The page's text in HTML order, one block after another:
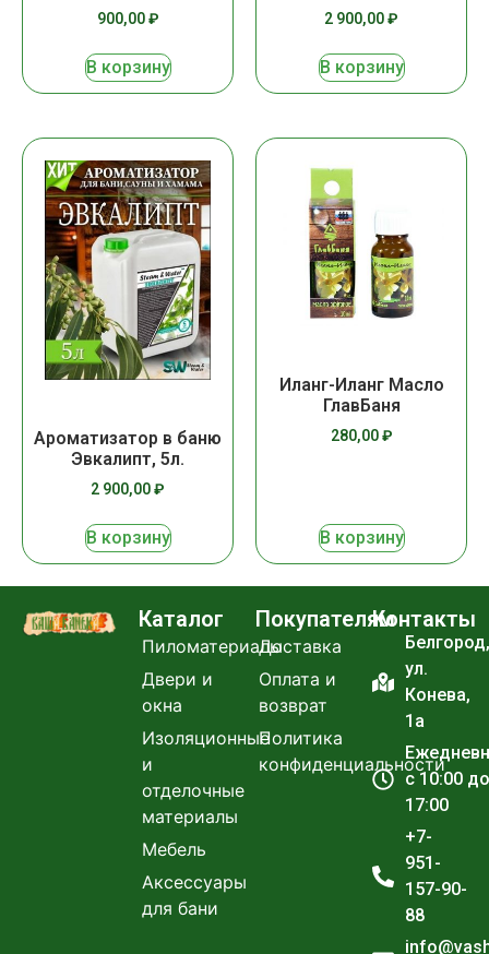
900,00₽
В корзину
2 900,00₽
В корзину
Ароматизатор в баню
Эвкалипт, 5л.
2 900,00₽
В корзину
Иланг-Иланг Масло
ГлавБаня
280,00₽
В корзину
Каталог
Пиломатериалы
Двери и
окна
Изоляционные
и
отделочные
материалы
Мебель
Аксессуары
для бани
Покупателям
Доставка
Оплата и
возврат
Политика
конфиденциальности
Контакты
Белгород,
ул.
Конева,
1а
с 10:00 до
17:00
+7-
951-
157-90-
88